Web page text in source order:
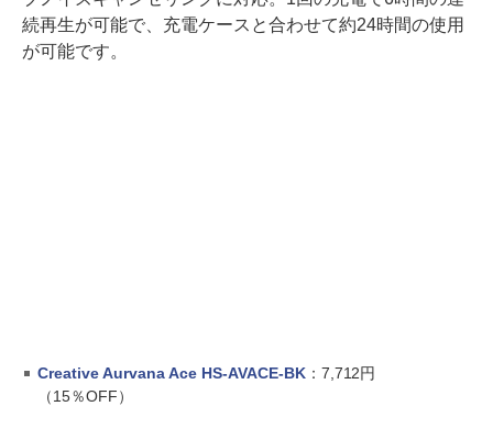
続再生が可能で、充電ケースと合わせて約24時間の使用
が可能です。
Creative Aurvana Ace HS-AVACE-BK：7,712円
（15％OFF）